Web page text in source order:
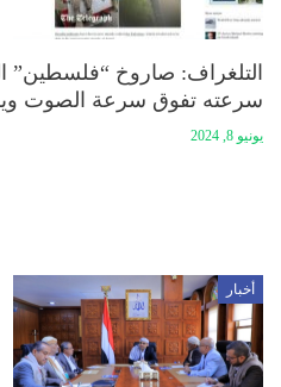
التلغراف: صاروخ “فلسطين”
سرعته تفوق سرعة الصوت
يونيو 8, 2024
أخبار